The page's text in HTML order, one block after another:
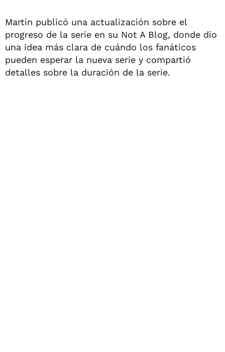
Martin publicó una actualización sobre el
progreso de la serie en su Not A Blog, donde dio
una idea más clara de cuándo los fanáticos
pueden esperar la nueva serie y compartió
detalles sobre la duración de la serie.